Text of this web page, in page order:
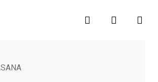
search account